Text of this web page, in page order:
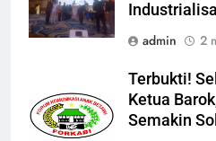
admin
2
Terbukti!
Ketua
Semakin